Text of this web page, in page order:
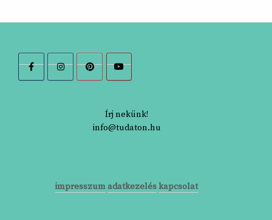
Írj nekünk!
info@tudaton.hu
impresszum adatkezeléskapcsolat